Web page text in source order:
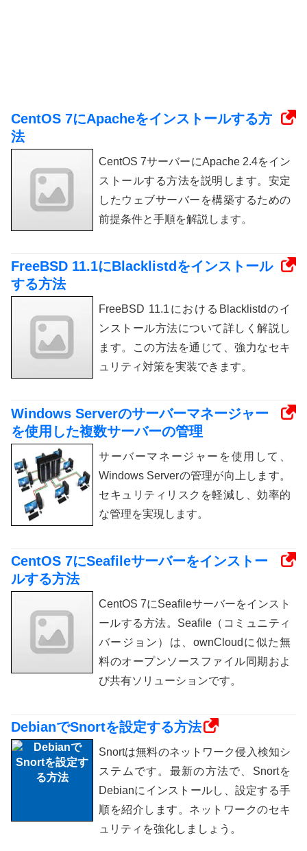
CentOS 7にApacheをインストールする方
法
CentOS 7サーバーにApache 2.4をイン
ストールする方法を説明します。安定
したウェブサーバーを構築するための
前提条件と手順を解説します。
FreeBSD 11.1にBlacklistdをインストール
する方法
FreeBSD 11.1におけるBlacklistdのイ
ンストール方法について詳しく解説し
ます。この方法を通じて、強力なセキ
ュリティ対策を実装できます。
Windows Serverのサーバーマネージャー
を使用した複数サーバーの管理
サーバーマネージャーを使用して、
Windows Serverの管理が向上します。
セキュリティリスクを軽減し、効率的
な管理を実現します。
CentOS 7にSeafileサーバーをインストー
ルする方法
CentOS 7にSeafileサーバーをインスト
ールする方法。Seafile（コミュニティ
バージョン）は、ownCloudに似た無
料のオープンソースファイル同期およ
び共有ソリューションです。
DebianでSnortを設定する方法
Snortは無料のネットワーク侵入検知シ
ステムです。最新の方法で、Snortを
Debianにインストールし、設定する手
順を紹介します。ネットワークのセキ
ュリティを強化しましょう。